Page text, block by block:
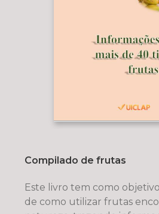
Compilado de frutas
Este livro tem como
de como utilizar frutas